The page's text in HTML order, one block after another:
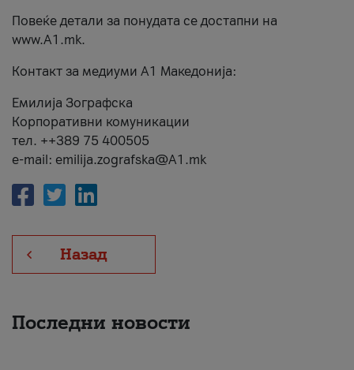
Повеќе детали за понудата се достапни на
www.А1.mk.
Контакт за медиуми А1 Македонија:
Емилија Зографска
Корпоративни комуникации
тел. ++389 75 400505
e-mail: emilija.zografska@A1.mk
Назад
Последни новости